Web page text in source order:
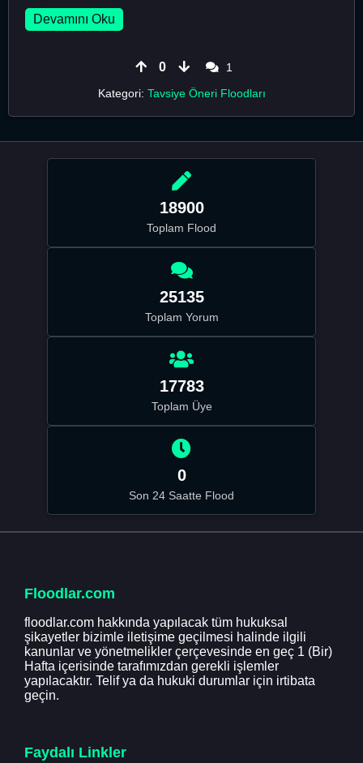
Devamını Oku
0
1
Kategori: Tavsiye Öneri Floodları
18900
Toplam Flood
25135
Toplam Yorum
17783
Toplam Üye
0
Son 24 Saatte Flood
Floodlar.com
floodlar.com hakkında yapılacak tüm hukuksal
şikayetler bizimle iletişime geçilmesi halinde ilgili
kanunlar ve yönetmelikler çerçevesinde en geç 1 (Bir)
Hafta içerisinde tarafımızdan gerekli işlemler
yapılacaktır. Telif ya da hukuki durumlar için irtibata
geçin.
Faydalı Linkler